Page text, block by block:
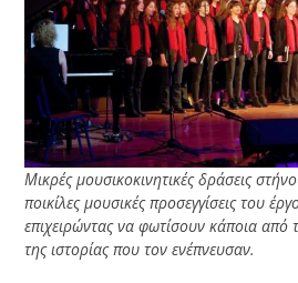
Μικρές μουσικοκινητικές δράσεις
ποικίλες μουσικές προσεγγίσεις του
επιχειρώντας να φωτίσουν κάποια από
της ιστορίας που τον ενέπνευσαν.